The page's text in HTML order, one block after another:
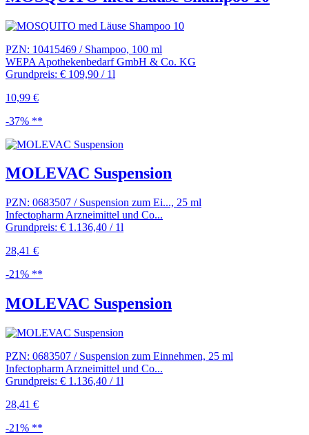
PZN: 10415469 / Shampoo, 100 ml
WEPA Apothekenbedarf GmbH & Co. KG
Grundpreis: € 109,90 / 1l
10,99 €
-37% **
MOLEVAC Suspension
PZN: 0683507 / Suspension zum Ei..., 25 ml
Infectopharm Arzneimittel und Co...
Grundpreis: € 1.136,40 / 1l
28,41 €
-21% **
MOLEVAC Suspension
PZN: 0683507 / Suspension zum Einnehmen, 25 ml
Infectopharm Arzneimittel und Co...
Grundpreis: € 1.136,40 / 1l
28,41 €
-21% **